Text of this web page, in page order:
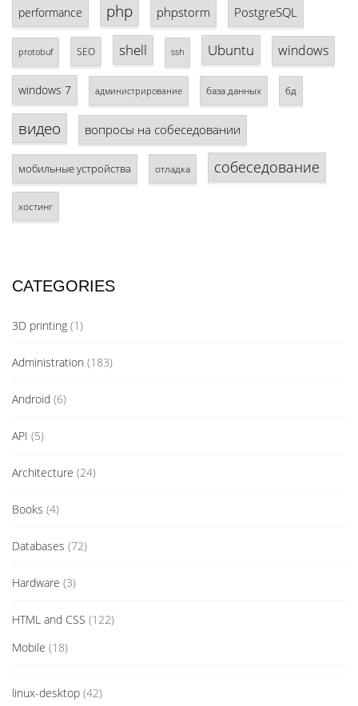
performance php phpstorm PostgreSQL
protobuf SEO shell ssh Ubuntu windows
windows 7 администрирование база данных бд
видео вопросы на собеседовании
мобильные устройства отладка собеседование
хостинг
CATEGORIES
3D printing (1)
Administration (183)
Android (6)
API (5)
Architecture (24)
Books (4)
Databases (72)
Hardware (3)
HTML and CSS (122)
Mobile (18)
linux-desktop (42)